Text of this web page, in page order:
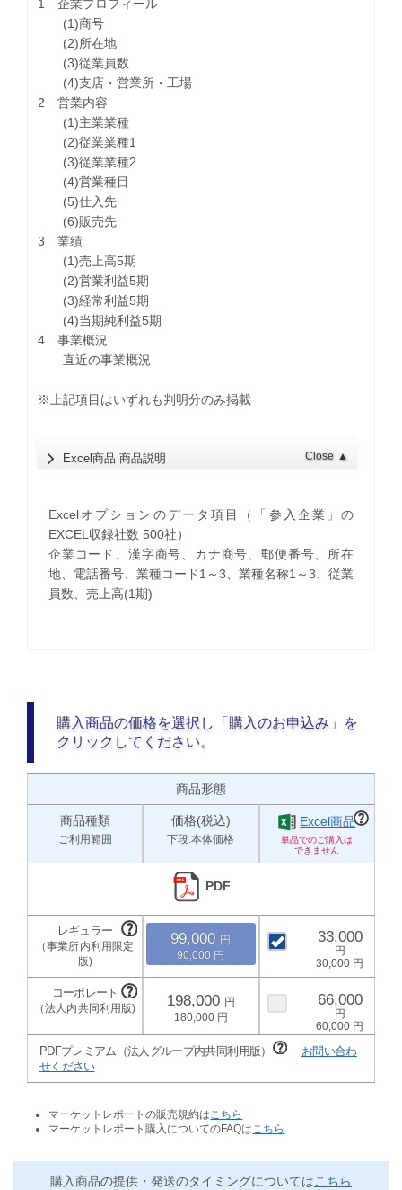
1 企業プロフィール
(1)商号
(2)所在地
(3)従業員数
(4)支店・営業所・工場
2 営業内容
(1)主業業種
(2)従業業種1
(3)従業業種2
(4)営業種目
(5)仕入先
(6)販売先
3 業績
(1)売上高5期
(2)営業利益5期
(3)経常利益5期
(4)当期純利益5期
4 事業概況
直近の事業概況
※上記項目はいずれも判明分のみ掲載
Excel商品 商品説明 Close ▲
Excelオプションのデータ項目（「参入企業」の
EXCEL収録社数 500社）
企業コード、漢字商号、カナ商号、郵便番号、所在
地、電話番号、業種コード1～3、業種名称1～3、従業
員数、売上高(1期)
購入商品の価格を選択し「購入のお申込み」を
クリックしてください。
商品形態
商品種類
ご利用範囲
価格(税込)
下段:本体価格
Excel商品
PDF
99,000
90,000
33,000
30,000
198,000
180,000
66,000
60,000
PDFプレミアム（法人グループ内共同利用版）
お問い合わ
せください
マーケットレポートの販売規約は こちら
マーケットレポート購入についてのFAQは こちら
購入商品の提供・発送のタイミングについてはこちら